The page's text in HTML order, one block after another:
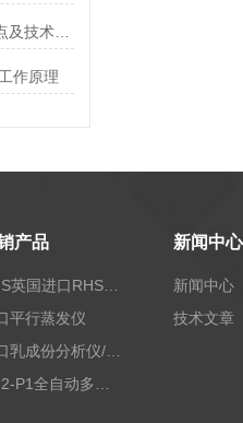
作原理
产品
RHS英国进口RHS植物标准比色卡
平行蒸发仪
进口乳成份分析仪/乳品分析仪
新闻中心
新闻中心
技术文章